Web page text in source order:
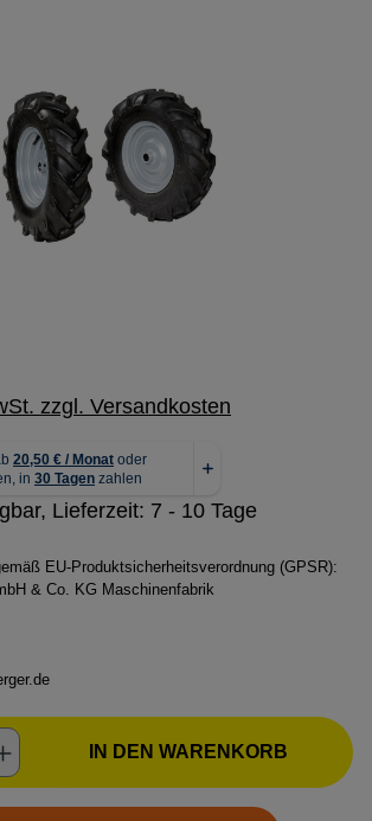
zzgl. Versandkosten
Lieferzeit: 7 - 10 Tage
EU-Produktsicherheitsverordnung (GPSR):
& Co. KG Maschinenfabrik
Gib den gewünschten
IN DEN WARENKORB